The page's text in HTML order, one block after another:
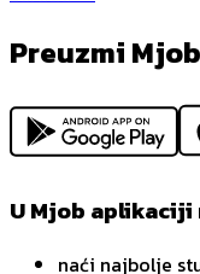
Preuzmi
U Mjob aplikaciji
naći najbolje